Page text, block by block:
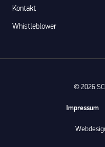
Kontakt
Whistleblower
© 2026
Impressum